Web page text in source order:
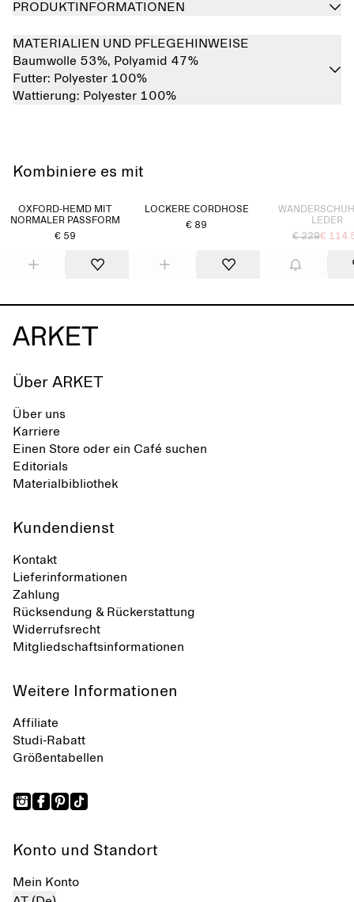
PRODUKTINFORMATIONEN
MATERIALIEN UND PFLEGEHINWEISE
Baumwolle 53%, Polyamid 47%
Futter: Polyester 100%
Wattierung: Polyester 100%
Kombiniere es mit
OXFORD-HEMD MIT
NORMALER PASSFORM
€ 59
LOCKERE CORDHOSE
€ 89
LEDER
€ 229€
Über ARKET
Über uns
Karriere
Einen Store oder ein Café suchen
Editorials
Materialbibliothek
Kundendienst
Kontakt
Lieferinformationen
Zahlung
Rücksendung & Rückerstattung
Widerrufsrecht
Mitgliedschaftsinformationen
Weitere Informationen
Affiliate
Studi-Rabatt
Größentabellen
Konto und Standort
Mein Konto